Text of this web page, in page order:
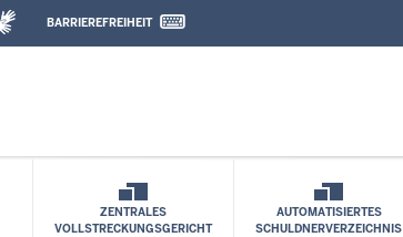
und Kontaktformular
BARRIEREFREIHEIT
SucheZENTRALES
VOLLSTRECKUNGSGERICHT
AUTOMATISIERTES
SCHULDNERVERZEICHNIS